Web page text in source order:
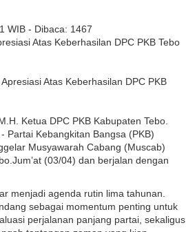
WIB - Dibaca: 1467
Atas Keberhasilan DPC PKB Tebo
Ketua DPC PKB Kabupaten Tebo.
Partai Kebangkitan Bangsa (PKB)
Musyawarah Cabang (Muscab)
(03/04) dan berjalan dengan
menjadi agenda rutin lima tahunan.
sebagai momentum penting untuk
perjalanan panjang partai, sekaligus